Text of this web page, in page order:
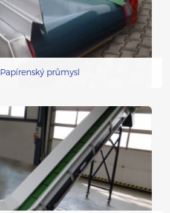
Papírenský průmysl